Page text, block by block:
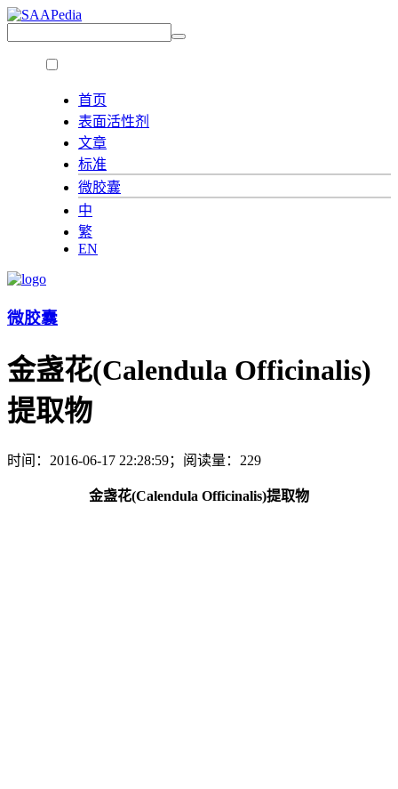
首页
表面活性剂
文章
标准
微胶囊
中
繁
EN
微胶囊
金盏花(Calendula Officinalis)
提取物
时间：2016-06-17 22:28:59；阅读量：229
金盏花(Calendula Officinalis)提取物